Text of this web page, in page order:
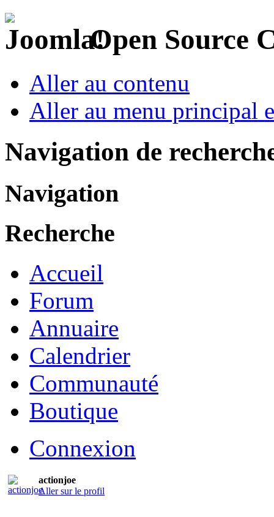
Open Source
Aller au contenu
Aller au menu principal
Navigation de
Navigation
Recherche
Accueil
Forum
Annuaire
Calendrier
Communauté
Boutique
Connexion
actionjoe
Aller sur le profil